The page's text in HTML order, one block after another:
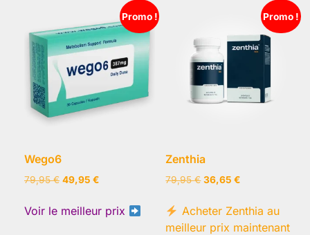
Promo !
Wego6
79,95€ Le
initial
49,95 €Le
actuel
est :
Voir le meilleur prix
Promo !
Zenthia
79,95€ Le
initial
était :
36,65€Le
actuel
est :
Acheter Zenthia au
meilleur prix maintenant